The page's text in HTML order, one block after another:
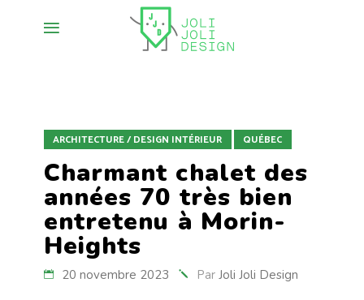
ARCHITECTURE / DESIGN INTÉRIEUR QUÉBEC
Charmant chalet des
années 70 très bien
entretenu à Morin-
Heights
20 novembre 2023 Par Joli Joli Design